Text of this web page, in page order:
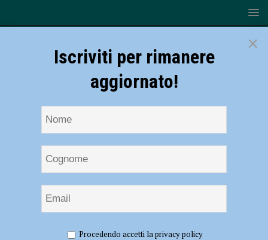
coraggio”, convegno nazionale del Centro psicopedagogico di Daniele
×
Iscriviti per rimanere
aggiornato!
Procedendo accetti la privacy policy